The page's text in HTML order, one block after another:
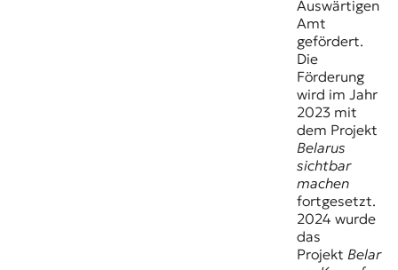
Auswärtigen
Amt
gefördert.
Die
Förderung
wird im Jahr
2023 mit
dem Projekt
Belarus
sichtbar
machen
fortgesetzt.
2024 wurde
das
Projekt Belar